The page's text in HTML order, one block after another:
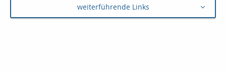
weiterführende Links